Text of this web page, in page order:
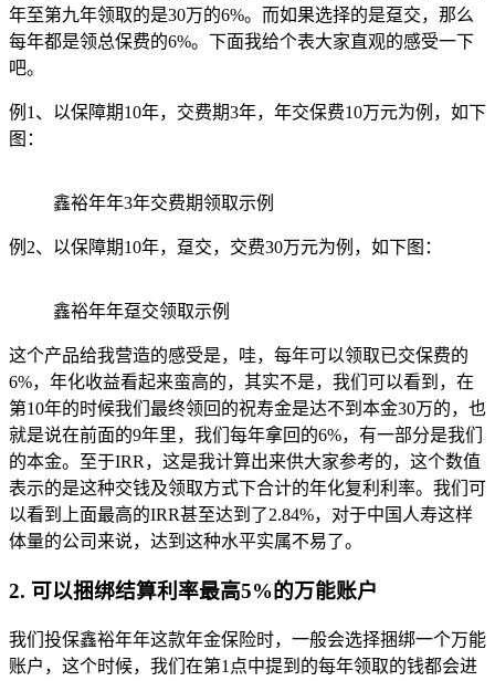
年至第九年领取的是30万的6%。而如果选择的是趸交，那么
每年都是领总保费的6%。下面我给个表大家直观的感受一下
吧。
例1、以保障期10年，交费期3年，年交保费10万元为例，如下
图：
鑫裕年年3年交费期领取示例
例2、以保障期10年，趸交，交费30万元为例，如下图：
鑫裕年年趸交领取示例
这个产品给我营造的感受是，哇，每年可以领取已交保费的
6%，年化收益看起来蛮高的，其实不是，我们可以看到，在
第10年的时候我们最终领回的祝寿金是达不到本金30万的，也
就是说在前面的9年里，我们每年拿回的6%，有一部分是我们
的本金。至于IRR，这是我计算出来供大家参考的，这个数值
表示的是这种交钱及领取方式下合计的年化复利利率。我们可
以看到上面最高的IRR甚至达到了2.84%，对于中国人寿这样
体量的公司来说，达到这种水平实属不易了。
2. 可以捆绑结算利率最高5%的万能账户
我们投保鑫裕年年这款年金保险时，一般会选择捆绑一个万能
账户，这个时候，我们在第1点中提到的每年领取的钱都会进